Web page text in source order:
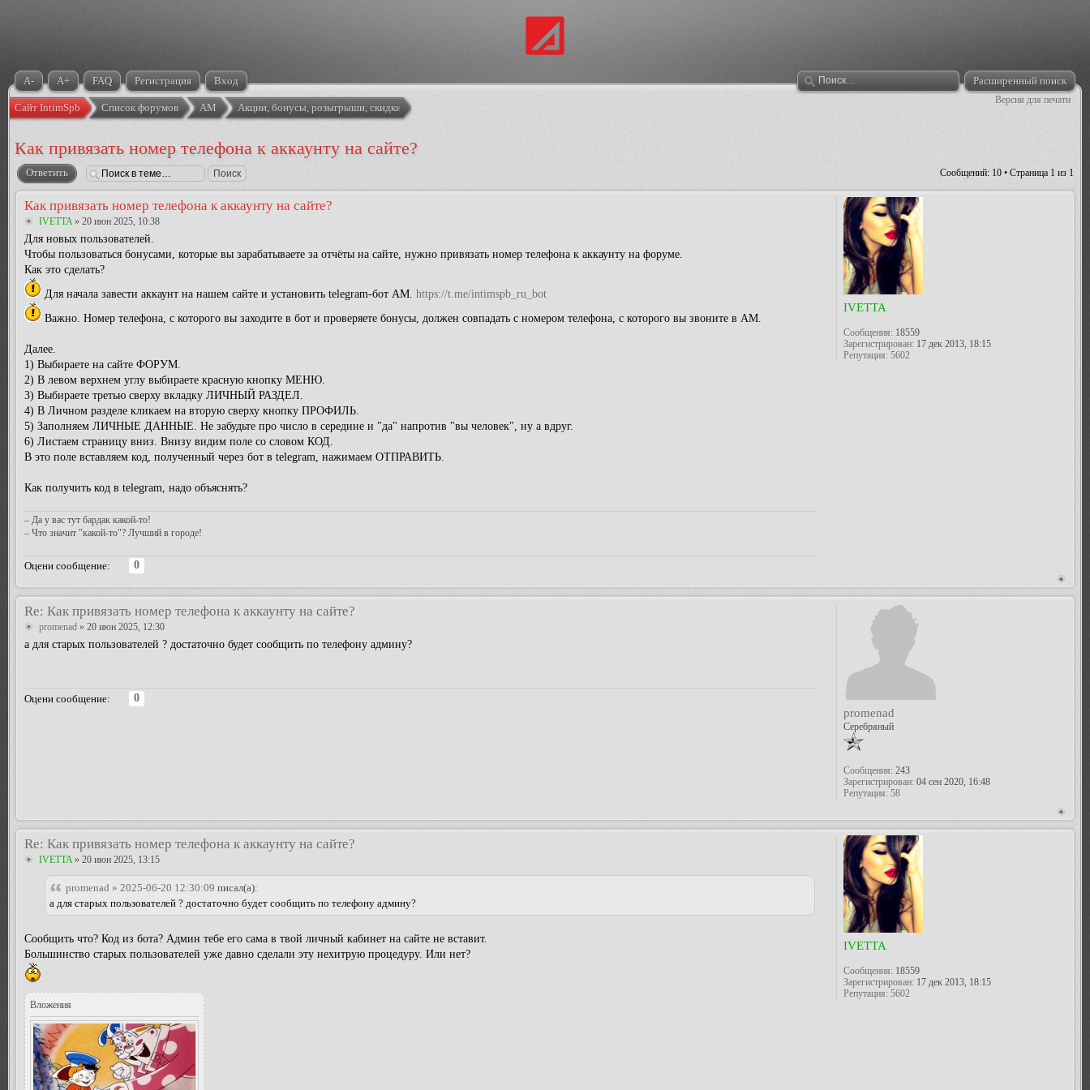
A- A+ FAQ Регистрация Вход Расширенный поиск
Версия для печати
Сайт IntimSpb Список форумов АМ Акции, бонусы, розыгрыши, скидки
Как привязать номер телефона к аккаунту на сайте?
Ответить Сообщений: 10 • Страница 1 из 1
Как привязать номер телефона к аккаунту на сайте?
IVETTA» 20 июн 2025, 10:38
Для новых пользователей.
Чтобы пользоваться бонусами, которые вы зарабатываете за отчёты на сайте, нужно привязать номер телефона к аккаунту на форуме.
Как это сделать?
Для начала завести аккаунт на нашем сайте и установить telegram-бот АМ. https://t.me/intimspb_ru_bot
Важно. Номер телефона, с которого вы заходите в бот и проверяете бонусы, должен совпадать с номером телефона, с которого вы звоните в АМ.
Далее.
1) Выбираете на сайте ФОРУМ.
2) В левом верхнем углу выбираете красную кнопку МЕНЮ.
3) Выбираете третью сверху вкладку ЛИЧНЫЙ РАЗДЕЛ.
4) В Личном разделе кликаем на вторую сверху кнопку ПРОФИЛЬ.
5) Заполняем ЛИЧНЫЕ ДАННЫЕ. Не забудьте про число в середине и "да" напротив "вы человек", ну а вдруг.
6) Листаем страницу вниз. Внизу видим поле со словом КОД.
В это поле вставляем код, полученный через бот в telegram, нажимаем ОТПРАВИТЬ.
Как получить код в telegram, надо объяснять?
– Да у вас тут бардак какой-то!
– Что значит "какой-то"? Лучший в городе!
Оцени сообщение: 0
IVETTA
Сообщения:18559
Зарегистрирован:17 дек 2013, 18:15
Репутация: 5602
Re: Как привязать номер телефона к аккаунту на сайте?
promenad » 20 июн 2025, 12:30
а для старых пользователей ? достаточно будет сообщить по телефону админу?
Оцени сообщение: 0
promenad
Серебряный
Сообщения:243
Зарегистрирован:04 сен 2020, 16:48
Репутация: 58
Re: Как привязать номер телефона к аккаунту на сайте?
IVETTA» 20 июн 2025, 13:15
promenad » 2025-06-20 12:30:09 писал(а):
а для старых пользователей ? достаточно будет сообщить по телефону админу?
Сообщить что? Код из бота? Админ тебе его сама в твой личный кабинет на сайте не вставит.
Большинство старых пользователей уже давно сделали эту нехитрую процедуру. Или нет?
Вложения
IVETTA
Сообщения:18559
Зарегистрирован:17 дек 2013, 18:15
Репутация: 5602